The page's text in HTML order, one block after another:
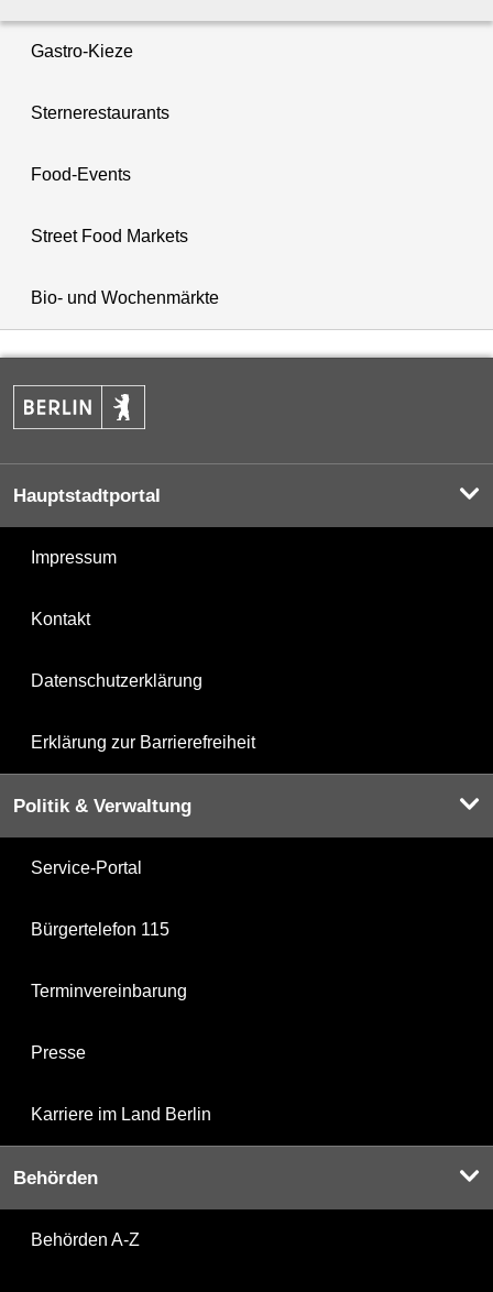
Gastro-Kieze
Sternerestaurants
Food-Events
Street Food Markets
Bio- und Wochenmärkte
Hauptstadtportal
Impressum
Kontakt
Datenschutzerklärung
Erklärung zur Barrierefreiheit
Politik & Verwaltung
Service-Portal
Bürgertelefon 115
Terminvereinbarung
Presse
Karriere im Land Berlin
Behörden
Behörden A-Z